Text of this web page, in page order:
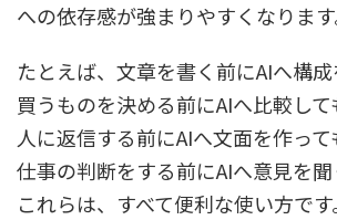
への依存感が強まりやすくなります
たとえば、文章を書く前にAIへ構成
買うものを決める前にAIへ比較して
人に返信する前にAIへ文面を作って
仕事の判断をする前にAIへ意見を聞
これらは、すべて便利な使い方です